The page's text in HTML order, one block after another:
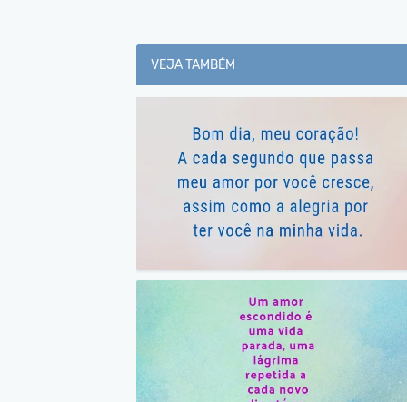
VEJA TAMBÉM